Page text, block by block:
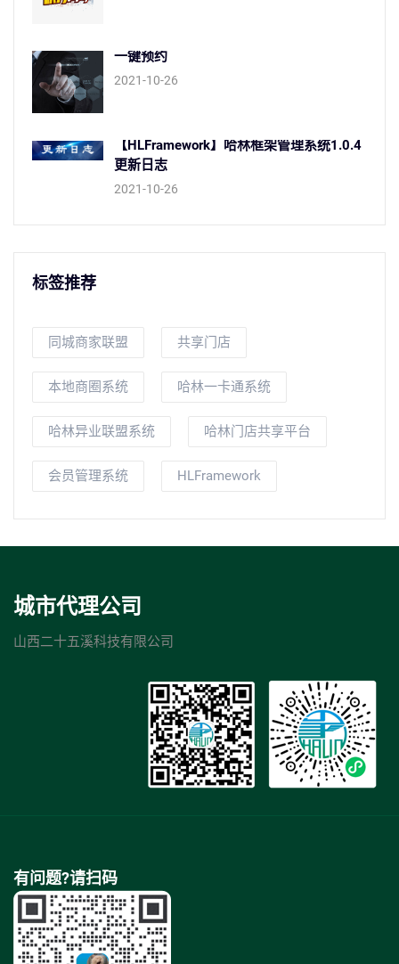
一键预约
2021-10-26
【HLFramework】哈林框架管理系统1.0.4
更新日志
2021-10-26
标签推荐
同城商家联盟 共享门店
本地商圈系统 哈林一卡通系统
哈林异业联盟系统 哈林门店共享平台
会员管理系统 HLFramework
城市代理公司
山西二十五溪科技有限公司
有问题?请扫码